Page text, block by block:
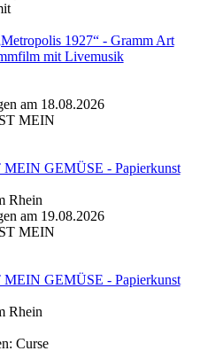
1927“ - Gramm Art
mit Livemusik
am 18.08.2026
MEIN GEMÜSE - Papierkunst
Rhein
am 19.08.2026
MEIN GEMÜSE - Papierkunst
Rhein